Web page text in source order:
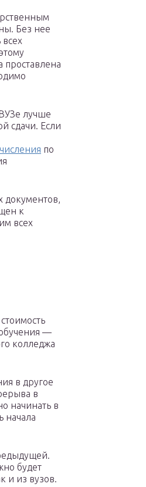
Без нее
проставлена
лучше
сдачи. Если
по
документов,
к
всех
—
колледжа
в другое
в
начинать в
начала
будет
и из вузов.